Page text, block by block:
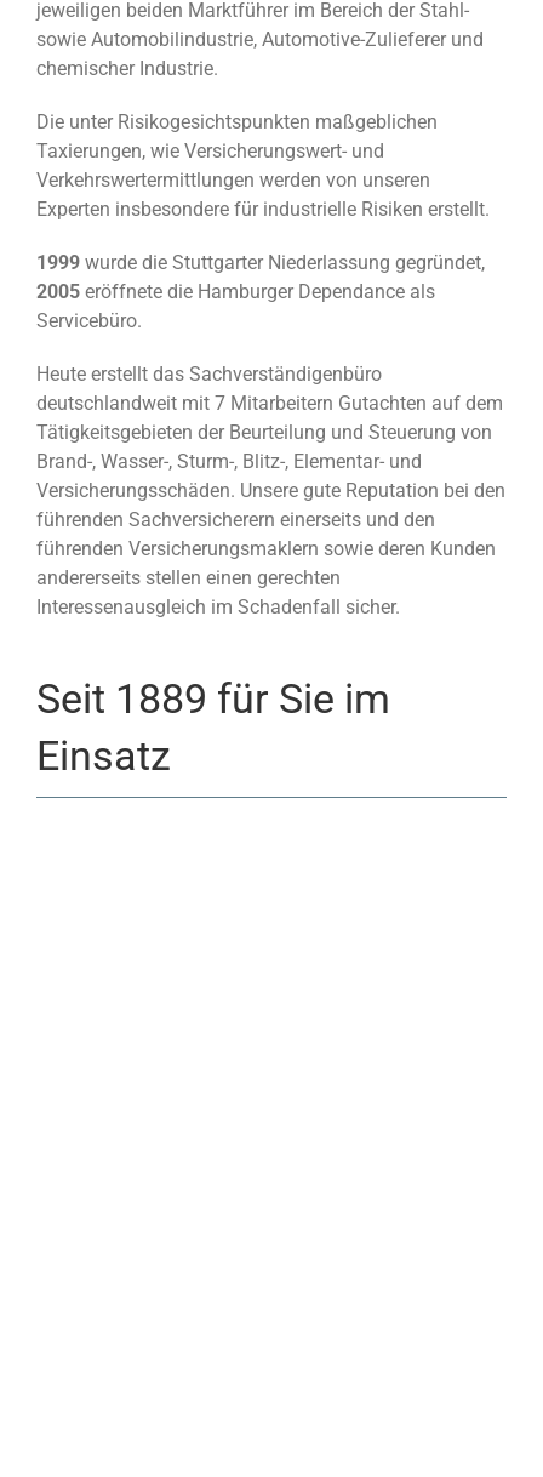
jeweiligen beiden Marktführer im Bereich der Stahl-
sowie Automobilindustrie, Automotive-Zulieferer und
chemischer Industrie.
Die unter Risikogesichtspunkten maßgeblichen
Taxierungen, wie Versicherungswert- und
Verkehrswertermittlungen werden von unseren
Experten insbesondere für industrielle Risiken erstellt.
1999 wurde die Stuttgarter Niederlassung gegründet,
2005 eröffnete die Hamburger Dependance als
Servicebüro.
Heute erstellt das Sachverständigenbüro
deutschlandweit mit 7 Mitarbeitern Gutachten auf dem
Tätigkeitsgebieten der Beurteilung und Steuerung von
Brand-, Wasser-, Sturm-, Blitz-, Elementar- und
Versicherungsschäden. Unsere gute Reputation bei den
führenden Sachversicherern einerseits und den
führenden Versicherungsmaklern sowie deren Kunden
andererseits stellen einen gerechten
Interessenausgleich im Schadenfall sicher.
Seit 1889 für Sie im
Einsatz